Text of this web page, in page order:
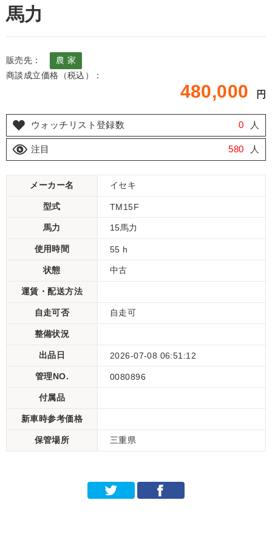
馬力
販売先：
農 家
商談成立価格（税込）：
480,000 円
ウォッチリスト登録数 0 人
注目 580 人
メーカー名 イセキ
型式 TM15F
馬力 15馬力
使用時間 55 h
状態 中古
運賃・配送方法
自走可否 自走可
整備状況
出品日 2026-07-08 06:51:12
管理NO. 0080896
付属品
新車時参考価格
保管場所 三重県